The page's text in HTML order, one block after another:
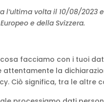
l’ultima volta il 10/08/2023
e della Svizzera.
facciamo con i tuoi
attentamente la
Ciò significa, tra le altre